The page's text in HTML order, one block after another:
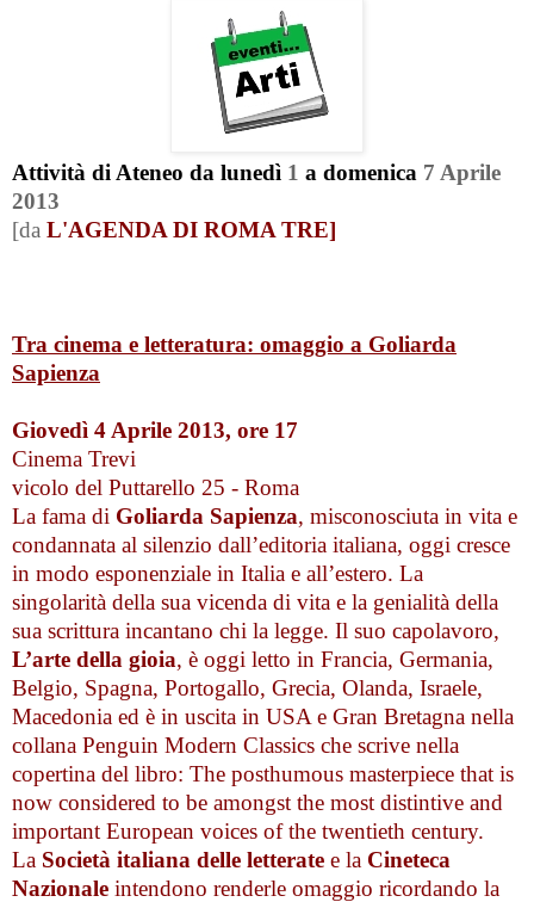
Attività di Ateneo da lunedì 1 a domenica 7 Aprile
2013
[da L'AGENDA DI ROMA TRE]
Tra cinema e letteratura: omaggio a Goliarda
Sapienza
Giovedì 4 Aprile 2013, ore 17
Cinema Trevi
vicolo del Puttarello 25 - Roma
La fama di Goliarda Sapienza, misconosciuta in vita e
condannata al silenzio dall’editoria italiana, oggi cresce
in modo esponenziale in Italia e all’estero. La
singolarità della sua vicenda di vita e la genialità della
sua scrittura incantano chi la legge. Il suo capolavoro,
L’arte della gioia, è oggi letto in Francia, Germania,
Belgio, Spagna, Portogallo, Grecia, Olanda, Israele,
Macedonia ed è in uscita in USA e Gran Bretagna nella
collana Penguin Modern Classics che scrive nella
copertina del libro: The posthumous masterpiece that is
now considered to be amongst the most distintive and
important European voices of the twentieth century.
La Società italiana delle letterate e la Cineteca
Nazionale intendono renderle omaggio ricordando la